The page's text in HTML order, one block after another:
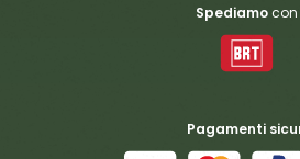
Spediamo con
Pagamenti